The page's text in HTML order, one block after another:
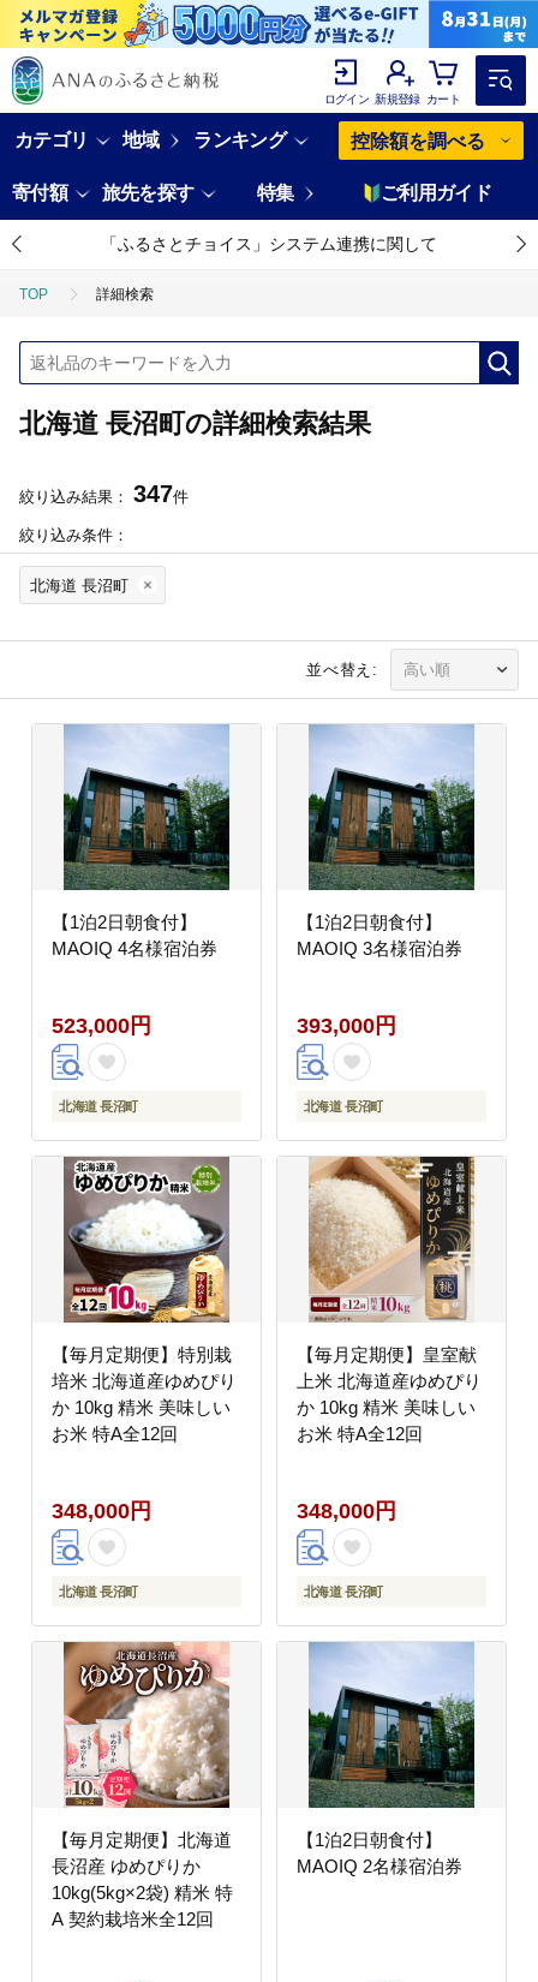
ログイン 新規登録 カート
カテゴリ 地域 ランキング 控除額を調べる
寄付額 旅先を探す 特集 ご利用ガイド
「ふるさとチョイス」システム連携に関して
TOP 詳細検索
北海道 長沼町の詳細検索結果
絞り込み結果： 347件
絞り込み条件：
北海道 長沼町
並べ替え:
【1泊2日朝食付】
MAOIQ 4名様宿泊券
523,000円
北海道 長沼町
【1泊2日朝食付】
MAOIQ 3名様宿泊券
393,000円
北海道 長沼町
【毎月定期便】特別栽
培米 北海道産ゆめぴり
か 10kg 精米 美味しい
お米 特A全12回
348,000円
北海道 長沼町
【毎月定期便】皇室献
上米 北海道産ゆめぴり
か 10kg 精米 美味しい
お米 特A全12回
348,000円
北海道 長沼町
【毎月定期便】北海道
長沼産 ゆめぴりか
10kg(5kg×2袋) 精米 特
A 契約栽培米全12回
【1泊2日朝食付】
MAOIQ 2名様宿泊券